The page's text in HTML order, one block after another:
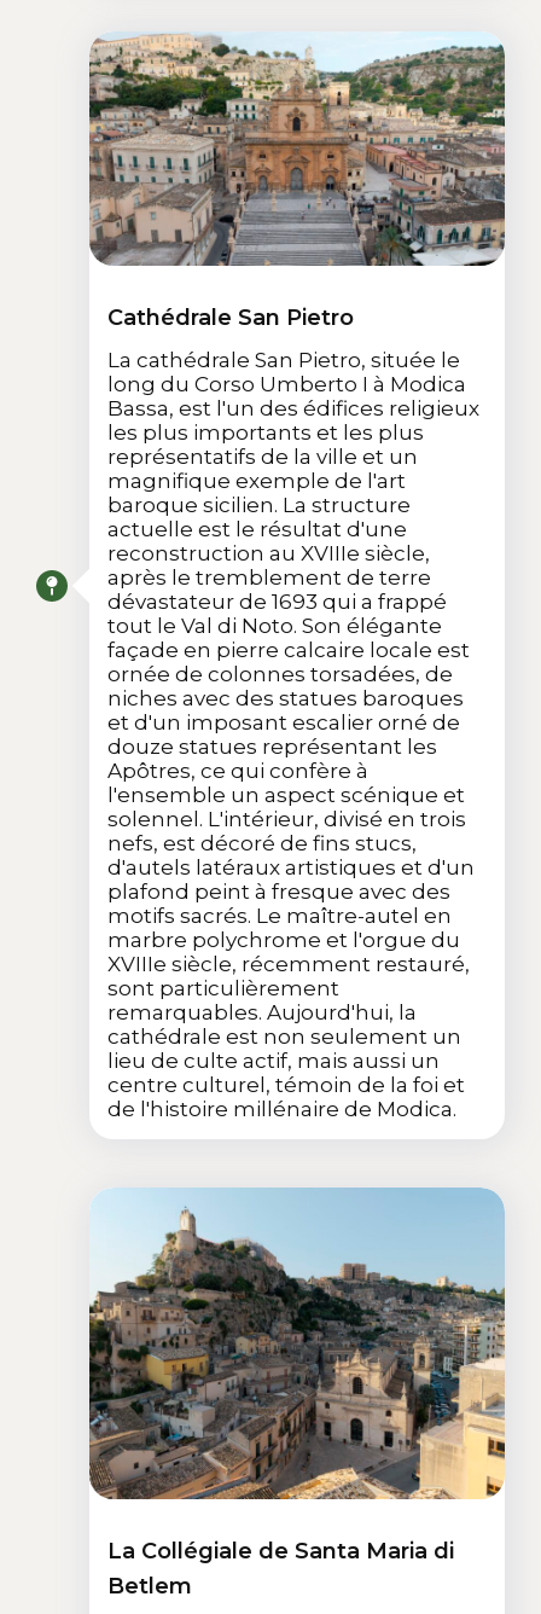
Cathédrale San Pietro
La cathédrale San Pietro, située le
long du Corso Umberto I à Modica
Bassa, est l'un des édifices religieux
les plus importants et les plus
représentatifs de la ville et un
magnifique exemple de l'art
baroque sicilien. La structure
actuelle est le résultat d'une
reconstruction au XVIIIe siècle,
après le tremblement de terre
dévastateur de 1693 qui a frappé
tout le Val di Noto. Son élégante
façade en pierre calcaire locale est
ornée de colonnes torsadées, de
niches avec des statues baroques
et d'un imposant escalier orné de
douze statues représentant les
Apôtres, ce qui confère à
l'ensemble un aspect scénique et
solennel. L'intérieur, divisé en trois
nefs, est décoré de fins stucs,
d'autels latéraux artistiques et d'un
plafond peint à fresque avec des
motifs sacrés. Le maître-autel en
marbre polychrome et l'orgue du
XVIIIe siècle, récemment restauré,
sont particulièrement
remarquables. Aujourd'hui, la
cathédrale est non seulement un
lieu de culte actif, mais aussi un
centre culturel, témoin de la foi et
de l'histoire millénaire de Modica.
La Collégiale de Santa Maria di
Betlem